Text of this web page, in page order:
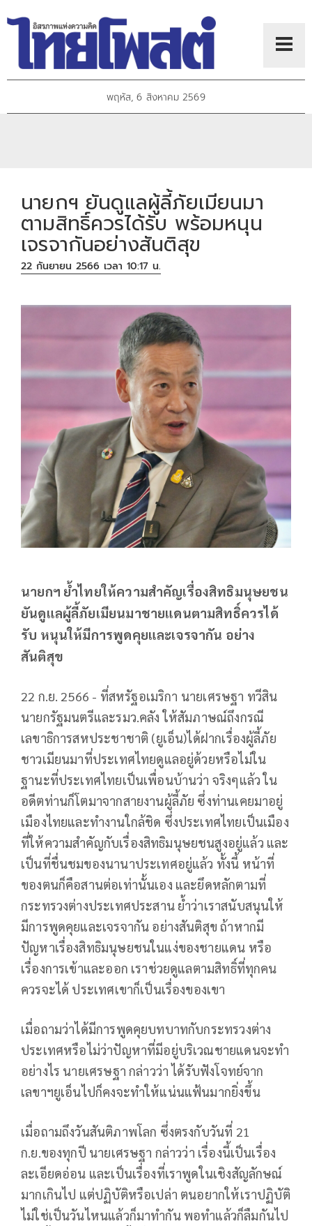
พฤหัส, 6 สิงหาคม 2569
นายกฯ ยันดูแลผู้ลี้ภัยเมียนมา
ตามสิทธิ์ควรได้รับ พร้อมหนุน
เจรจากันอย่างสันติสุข
22 กันยายน 2566 เวลา 10:17 น.
นายกฯ ย้ำไทยให้ความสำคัญเรื่องสิทธิมนุษยชน
ยันดูแลผู้ลี้ภัยเมียนมาชายแดนตามสิทธิ์ควรได้
รับ หนุนให้มีการพูดคุยและเจรจากัน อย่าง
สันติสุข
22 ก.ย. 2566 - ที่สหรัฐอเมริกา นายเศรษฐา ทวีสิน
นายกรัฐมนตรีและรมว.คลัง ให้สัมภาษณ์ถึงกรณี
เลขาธิการสหประชาชาติ (ยูเอ็น)ได้ฝากเรื่องผู้ลี้ภัย
ชาวเมียนมาที่ประเทศไทยดูแลอยู่ด้วยหรือไม่ใน
ฐานะที่ประเทศไทยเป็นเพื่อนบ้านว่า จริงๆแล้ว ใน
อดีตท่านก็โตมาจากสายงานผู้ลี้ภัย ซึ่งท่านเคยมาอยู่
เมืองไทยและทำงานใกล้ชิด ซึ่งประเทศไทยเป็นเมือง
ที่ให้ความสำคัญกับเรื่องสิทธิมนุษยชนสูงอยู่แล้ว และ
เป็นที่ชื่นชมของนานาประเทศอยู่แล้ว ทั้งนี้ หน้าที่
ของตนก็คือสานต่อเท่านั้นเอง และยึดหลักตามที่
กระทรวงต่างประเทศประสาน ย้ำว่าเราสนับสนุนให้
มีการพูดคุยและเจรจากัน อย่างสันติสุข ถ้าหากมี
ปัญหาเรื่องสิทธิมนุษยชนในแง่ของชายแดน หรือ
เรื่องการเข้าและออก เราช่วยดูแลตามสิทธิ์ที่ทุกคน
ควรจะได้ ประเทศเขาก็เป็นเรื่องของเขา
เมื่อถามว่าได้มีการพูดคุยบทบาทกับกระทรวงต่าง
ประเทศหรือไม่ว่าปัญหาที่มีอยู่บริเวณชายแดนจะทำ
อย่างไร นายเศรษฐา กล่าวว่า ได้รับฟังโจทย์จาก
เลขาฯยูเอ็นไปก็คงจะทำให้แน่นแฟ้นมากยิ่งขึ้น
เมื่อถามถึงวันสันติภาพโลก ซึ่งตรงกับวันที่ 21
ก.ย.ของทุกปี นายเศรษฐา กล่าวว่า เรื่องนี้เป็นเรื่อง
ละเอียดอ่อน และเป็นเรื่องที่เราพูดในเชิงสัญลักษณ์
มากเกินไป แต่ปฏิบัติหรือเปล่า ตนอยากให้เราปฏิบัติ
ไม่ใช่เป็นวันไหนแล้วก็มาทำกัน พอทำแล้วก็ลืมกันไป